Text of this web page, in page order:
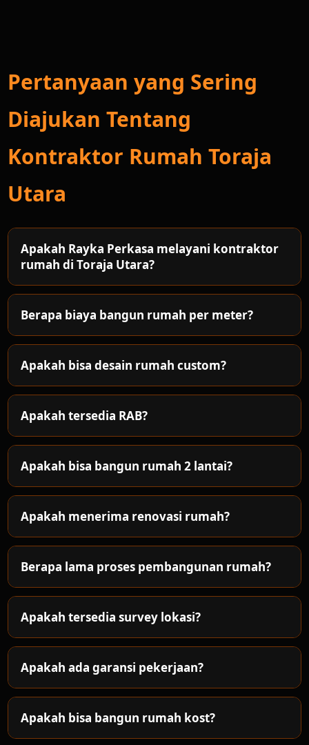
Pertanyaan yang Sering
Diajukan Tentang
Kontraktor Rumah Toraja
Utara
Apakah Rayka Perkasa melayani kontraktor
rumah di Toraja Utara?
Berapa biaya bangun rumah per meter?
Apakah bisa desain rumah custom?
Apakah tersedia RAB?
Apakah bisa bangun rumah 2 lantai?
Apakah menerima renovasi rumah?
Berapa lama proses pembangunan rumah?
Apakah tersedia survey lokasi?
Apakah ada garansi pekerjaan?
Apakah bisa bangun rumah kost?